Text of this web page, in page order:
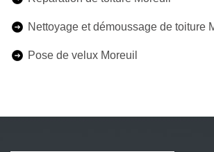
Nettoyage et démoussage de toiture
Pose de velux Moreuil